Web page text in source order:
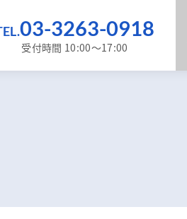
03-3263-0918
受付時間 10:00～17:00